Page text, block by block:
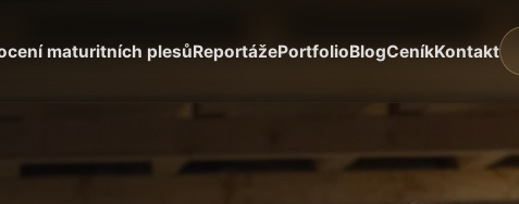
maturitních plesůReportážePortfolioBlogCeníkKontakt